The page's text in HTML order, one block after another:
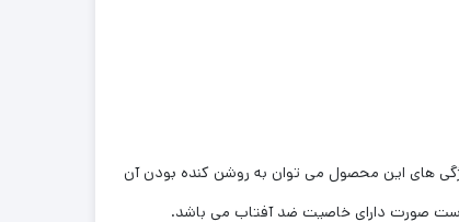
های این محصول می توان به روشن کنده بودن آن
صورت دارای خاصیت ضد آفتاب می باشد.